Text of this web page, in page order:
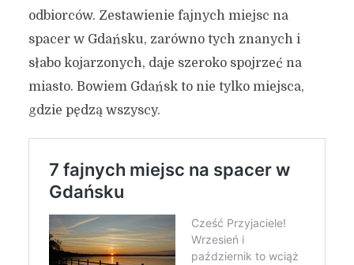
odbiorców. Zestawienie fajnych miejsc na
spacer w Gdańsku, zarówno tych znanych i
słabo kojarzonych, daje szeroko spojrzeć na
miasto. Bowiem Gdańsk to nie tylko miejsca,
gdzie pędzą wszyscy.